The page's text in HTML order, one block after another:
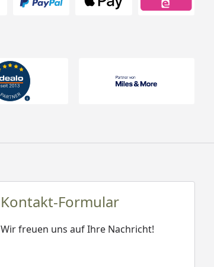
Kontakt-Formular
Wir freuen uns auf Ihre Nachricht!